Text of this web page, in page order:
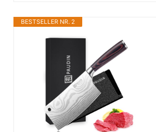
BESTSELLER NR. 2